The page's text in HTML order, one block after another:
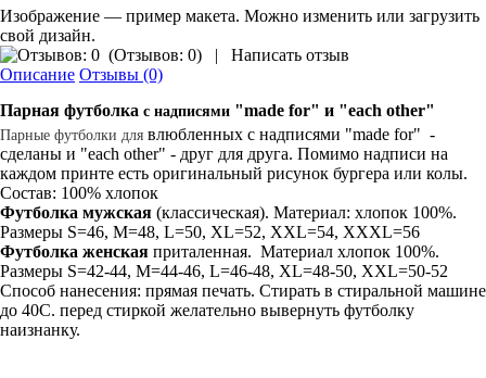
Изображение — пример макета. Можно изменить или загрузить
свой дизайн.
(Отзывов: 0) |
Написать отзыв
Описание Отзывы (0)
Парная футболка с надписями "made for" и "each other"
Парные футболки для влюбленных с надписями "made for" -
сделаны и "each other" - друг для друга. Помимо надписи на
каждом принте есть оригинальный рисунок бургера или колы.
Состав: 100% хлопок
Футболка мужская (классическая). Материал: хлопок 100%.
Размеры S=46, M=48, L=50, XL=52, XXL=54, XXXL=56
Футболка женская приталенная. Материал хлопок 100%.
Размеры S=42-44, M=44-46, L=46-48, XL=48-50, XXL=50-52
Способ нанесения: прямая печать. Стирать в стиральной машине
до 40С. перед стиркой желательно вывернуть футболку
наизнанку.